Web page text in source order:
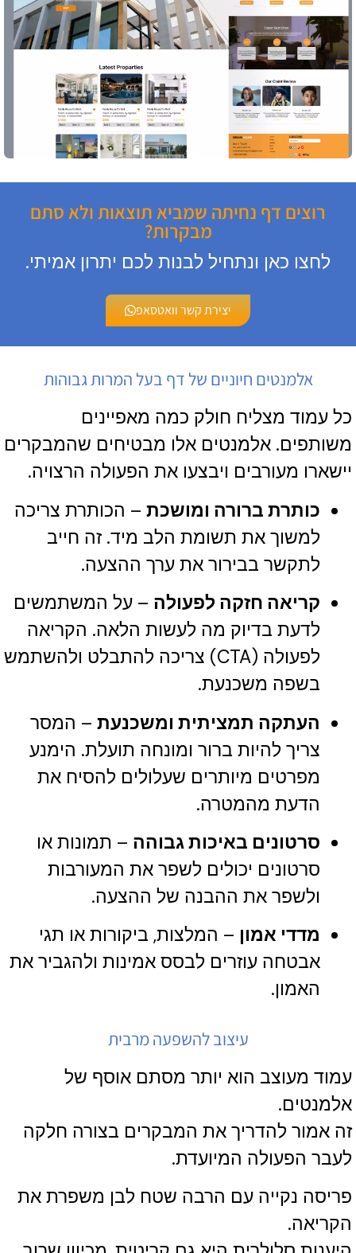
רוצים דף נחיתה שמביא תוצאות ולא סתם
מבקרות?
לחצו כאן ונתחיל לבנות לכם יתרון אמיתי.
יצירת קשר וואטסאפ
אלמנטים חיוניים של דף בעל המרות גבוהות
כל עמוד מצליח חולק כמה מאפיינים
משותפים. אלמנטים אלו מבטיחים שהמבקרים
יישארו מעורבים ויבצעו את הפעולה הרצויה.
כותרת ברורה ומושכת – הכותרת צריכה
למשוך את תשומת הלב מיד. זה חייב
לתקשר בבירור את ערך ההצעה.
קריאה חזקה לפעולה – על המשתמשים
לדעת בדיוק מה לעשות הלאה. הקריאה
לפעולה (CTA) צריכה להתבלט ולהשתמש
בשפה משכנעת.
העתקה תמציתית ומשכנעת – המסר
צריך להיות ברור ומונחה תועלת. הימנע
מפרטים מיותרים שעלולים להסיח את
הדעת מהמטרה.
סרטונים באיכות גבוהה – תמונות או
סרטונים יכולים לשפר את המעורבות
ולשפר את ההבנה של ההצעה.
מדדי אמון – המלצות, ביקורות או תגי
אבטחה עוזרים לבסס אמינות ולהגביר את
האמון.
עיצוב להשפעה מרבית
עמוד מעוצב הוא יותר מסתם אוסף של
אלמנטים.
זה אמור להדריך את המבקרים בצורה חלקה
לעבר הפעולה המיועדת.
פריסה נקייה עם הרבה שטח לבן משפרת את
הקריאה.